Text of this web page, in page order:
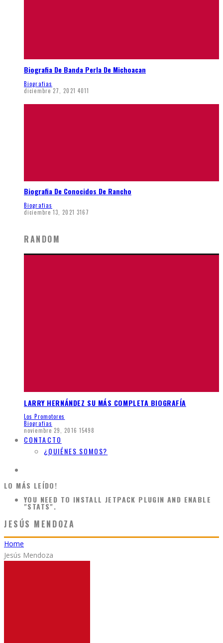
Biografia De Banda Perla De Michoacan
Biografias
diciembre 27, 2021 4011
Biografia De Conocidos De Rancho
Biografias
diciembre 13, 2021 3167
RANDOM
LARRY HERNÁNDEZ SU MÁS COMPLETA BIOGRAFÍA
Los Promotores
Biografias
noviembre 29, 2016 15498
CONTACTO
¿QUIÉNES SOMOS?
LO MÁS LEÍDO!
YOU NEED TO INSTALL JETPACK PLUGIN AND ENABLE
"STATS".
JESÚS MENDOZA
Home
Jesús Mendoza